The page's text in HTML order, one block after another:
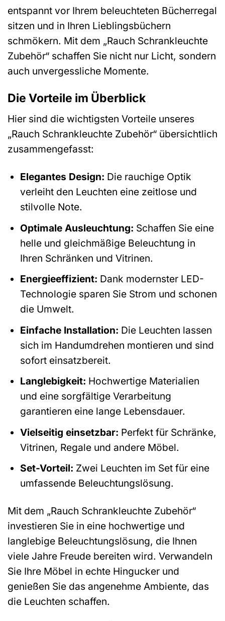
entspannt vor Ihrem beleuchteten Bücherregal
sitzen und in Ihren Lieblingsbüchern
schmökern. Mit dem „Rauch Schrankleuchte
Zubehör“ schaffen Sie nicht nur Licht, sondern
auch unvergessliche Momente.
Die Vorteile im Überblick
Hier sind die wichtigsten Vorteile unseres
„Rauch Schrankleuchte Zubehör“ übersichtlich
zusammengefasst:
Elegantes Design: Die rauchige Optik
verleiht den Leuchten eine zeitlose und
stilvolle Note.
Optimale Ausleuchtung: Schaffen Sie eine
helle und gleichmäßige Beleuchtung in
Ihren Schränken und Vitrinen.
Energieeffizient: Dank modernster LED-
Technologie sparen Sie Strom und schonen
die Umwelt.
Einfache Installation: Die Leuchten lassen
sich im Handumdrehen montieren und sind
sofort einsatzbereit.
Langlebigkeit: Hochwertige Materialien
und eine sorgfältige Verarbeitung
garantieren eine lange Lebensdauer.
Vielseitig einsetzbar: Perfekt für Schränke,
Vitrinen, Regale und andere Möbel.
Set-Vorteil: Zwei Leuchten im Set für eine
umfassende Beleuchtungslösung.
Mit dem „Rauch Schrankleuchte Zubehör“
investieren Sie in eine hochwertige und
langlebige Beleuchtungslösung, die Ihnen
viele Jahre Freude bereiten wird. Verwandeln
Sie Ihre Möbel in echte Hingucker und
genießen Sie das angenehme Ambiente, das
die Leuchten schaffen.